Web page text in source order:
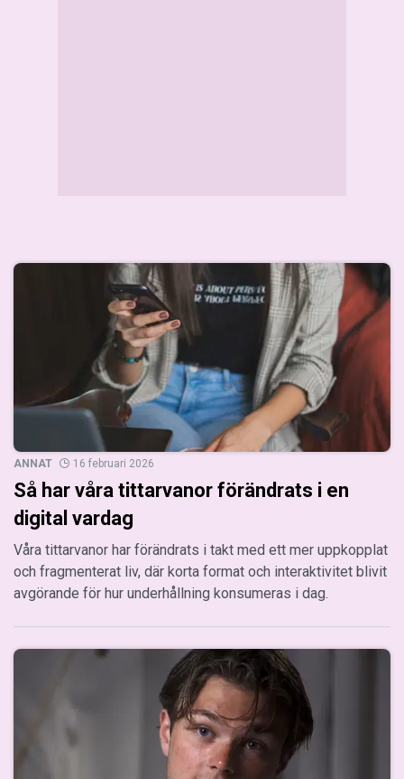
ANNAT 16 februari 2026
Så har våra tittarvanor förändrats i en
digital vardag
Våra tittarvanor har förändrats i takt med ett mer uppkopplat
och fragmenterat liv, där korta format och interaktivitet blivit
avgörande för hur underhållning konsumeras i dag.